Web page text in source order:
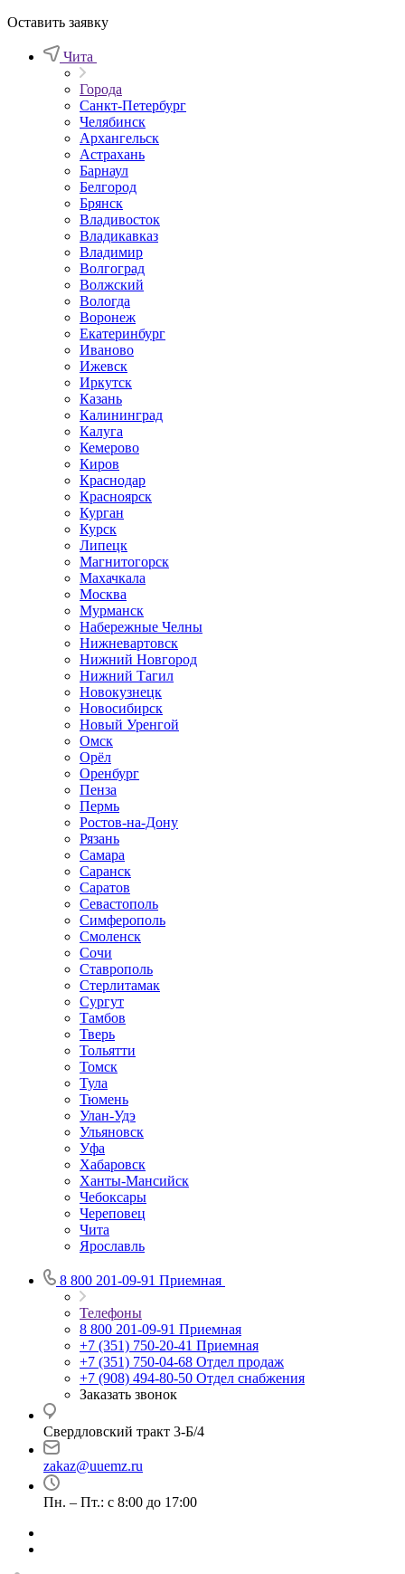
Оставить заявку
Чита
Города
Санкт-Петербург
Челябинск
Архангельск
Астрахань
Барнаул
Белгород
Брянск
Владивосток
Владикавказ
Владимир
Волгоград
Волжский
Вологда
Воронеж
Екатеринбург
Иваново
Ижевск
Иркутск
Казань
Калининград
Калуга
Кемерово
Киров
Краснодар
Красноярск
Курган
Курск
Липецк
Магнитогорск
Махачкала
Москва
Мурманск
Набережные Челны
Нижневартовск
Нижний Новгород
Нижний Тагил
Новокузнецк
Новосибирск
Новый Уренгой
Омск
Орёл
Оренбург
Пенза
Пермь
Ростов-на-Дону
Рязань
Самара
Саранск
Саратов
Севастополь
Симферополь
Смоленск
Сочи
Ставрополь
Стерлитамак
Сургут
Тамбов
Тверь
Тольятти
Томск
Тула
Тюмень
Улан-Удэ
Ульяновск
Уфа
Хабаровск
Ханты-Мансийск
Чебоксары
Череповец
Чита
Ярославль
8 800 201-09-91 Приемная
Телефоны
8 800 201-09-91 Приемная
+7 (351) 750-20-41 Приемная
+7 (351) 750-04-68 Отдел продаж
+7 (908) 494-80-50 Отдел снабжения
Заказать звонок
Свердловский тракт 3-Б/4
zakaz@uuemz.ru
Пн. – Пт.: с 8:00 до 17:00